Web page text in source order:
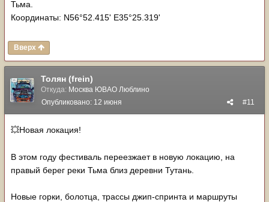
Тьма.
Координаты: N56°52.415' E35°25.319'
Вверх
Толян (frein)
Откуда: Москва ЮВАО Люблино
#11
Опубликовано: 12 июня
💥Новая локация!
В этом году фестиваль переезжает в новую локацию, на
правый берег реки Тьма близ деревни Тутань.
Новые горки, болотца, трассы джип-спринта и маршруты